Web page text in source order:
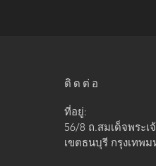
ติดต่อ
ที่อยู่:
56/8 ถ.สมเด็จพระ
เขตธนบุรี กรุงเทพ